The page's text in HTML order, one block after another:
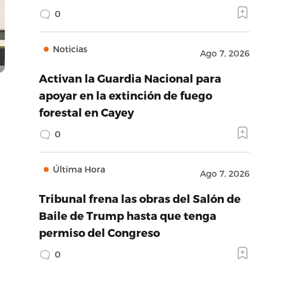
0
Noticias Ago 7, 2026
Activan la Guardia Nacional para
apoyar en la extinción de fuego
forestal en Cayey
0
Última Hora Ago 7, 2026
Tribunal frena las obras del Salón de
Baile de Trump hasta que tenga
permiso del Congreso
0